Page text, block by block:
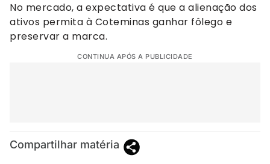
No mercado, a expectativa é que a alienação dos
ativos permita à Coteminas ganhar fôlego e
preservar a marca.
CONTINUA APÓS A PUBLICIDADE
Compartilhar matéria